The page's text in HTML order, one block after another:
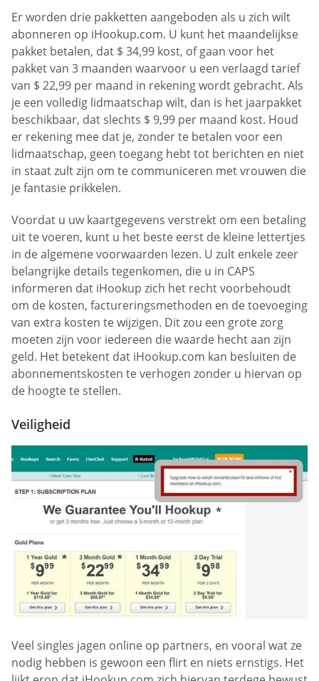
Er worden drie pakketten aangeboden als u zich wilt
abonneren op iHookup.com. U kunt het maandelijkse
pakket betalen, dat $ 34,99 kost, of gaan voor het
pakket van 3 maanden waarvoor u een verlaagd tarief
van $ 22,99 per maand in rekening wordt gebracht. Als
je een volledig lidmaatschap wilt, dan is het jaarpakket
beschikbaar, dat slechts $ 9,99 per maand kost. Houd
er rekening mee dat je, zonder te betalen voor een
lidmaatschap, geen toegang hebt tot berichten en niet
in staat zult zijn om te communiceren met vrouwen die
je fantasie prikkelen.
Voordat u uw kaartgegevens verstrekt om een betaling
uit te voeren, kunt u het beste eerst de kleine lettertjes
in de algemene voorwaarden lezen. U zult enkele zeer
belangrijke details tegenkomen, die u in CAPS
informeren dat iHookup zich het recht voorbehoudt
om de kosten, factureringsmethoden en de toevoeging
van extra kosten te wijzigen. Dit zou een grote zorg
moeten zijn voor iedereen die waarde hecht aan zijn
geld. Het betekent dat iHookup.com kan besluiten de
abonnementskosten te verhogen zonder u hiervan op
de hoogte te stellen.
Veiligheid
Veel singles jagen online op partners, en vooral wat ze
nodig hebben is gewoon een flirt en niets ernstigs. Het